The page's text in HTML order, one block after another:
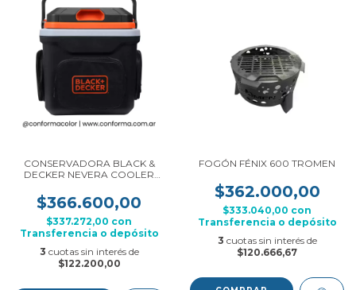
CONSERVADORA BLACK &
DECKER NEVERA COOLER
$366.600,00
$337.272,00 con
Transferencia o depósito
3 cuotas sin interés de
$122.200,00
FOGÓN FÉNIX 600 TROMEN
$362.000,00
$333.040,00 con
Transferencia o depósito
3 cuotas sin interés de
$120.666,67